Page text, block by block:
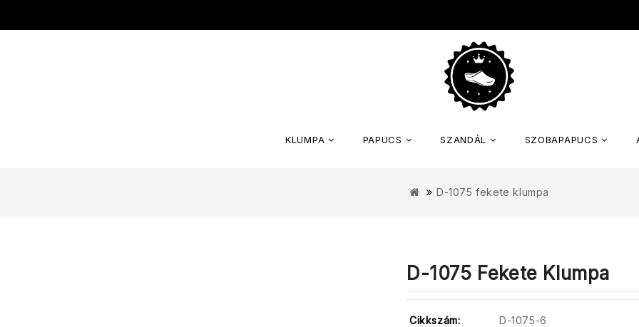
KLUMPA PAPUCS SZANDÁL SZOBAPAPUCS
D-1075 fekete klumpa
D-1075 Fekete Klumpa
Cikkszám: D-1075-6